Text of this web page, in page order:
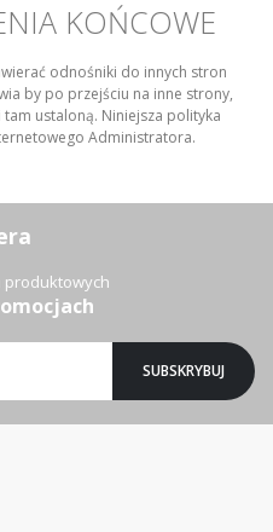
KOŃCOWE
odnośniki do innych stron
by po przejściu na inne strony,
ustaloną. Niniejsza polityka
Administratora.
produktowych
SUBSKRYBUJ